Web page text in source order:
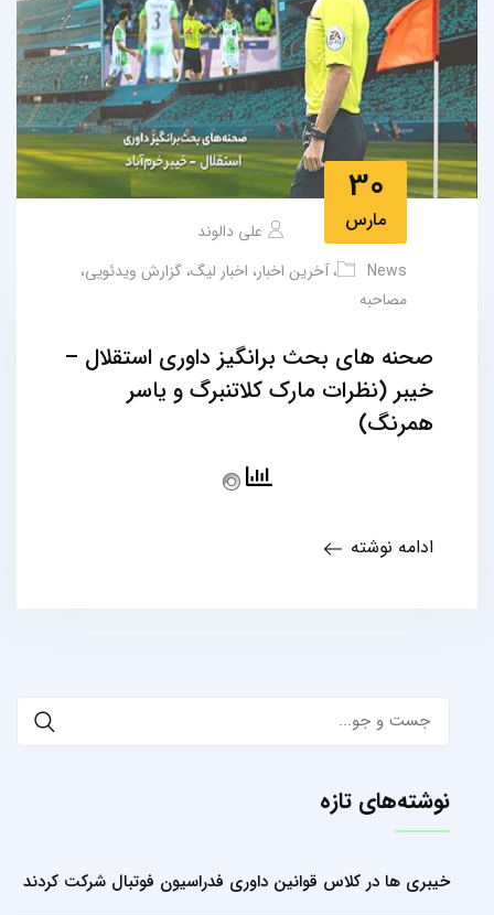
30
مارس
علی دالوند
News
،آخرین اخبار، اخبار لیگ، گزارش ویدئویی،
مصاحبه
صحنه های بحث برانگیز داوری استقلال –
خیبر (نظرات مارک کلاتنبرگ و یاسر
همرنگ)
ادامه نوشته
نوشته‌های تازه
خیبری ها در کلاس قوانین داوری فدراسیون فوتبال شرکت کردند